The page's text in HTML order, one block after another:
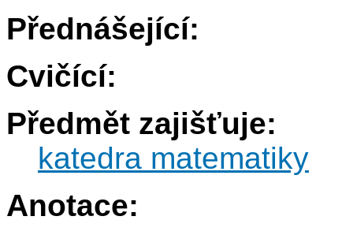
Přednášející:
Cvičící:
Předmět zajišťuje:
katedra matematiky
Anotace: